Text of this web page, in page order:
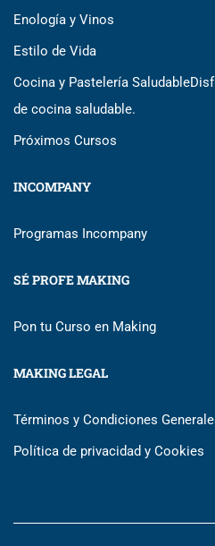
Enología y Vinos
Estilo de Vida
Cocina y Pastelería Saludable
de cocina saludable.
Próximos Cursos
INCOMPANY
Programas Incompany
SÉ PROFE MAKING
Pon tu Curso en Making
MAKING LEGAL
Términos y Condiciones
Política de privacidad y Cookies